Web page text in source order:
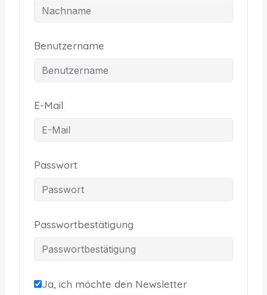
Benutzername
E-Mail
Passwort
Passwortbestätigung
Ja, ich möchte den Newsletter